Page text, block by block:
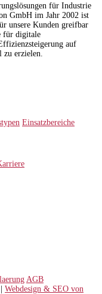
für Industrie
GmbH im Jahr 2002 ist
unsere Kunden greifbar
für digitale
auf
zu erzielen.
Einsatzbereiche
AGB
Webdesign & SEO von